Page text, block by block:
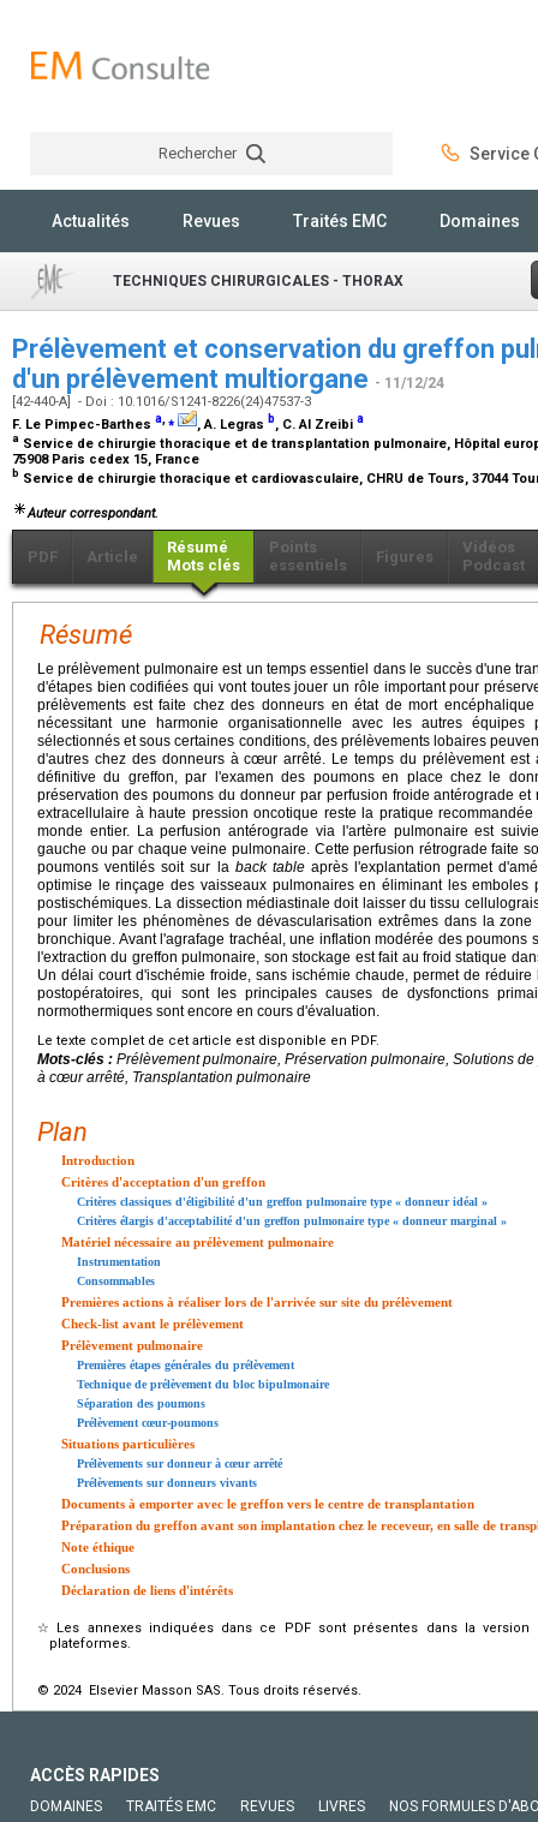
Rechercher Service
Actualités Revues Traités EMC Domaines
TECHNIQUES CHIRURGICALES - THORAX
Prélèvement et conservation du greffon
d'un prélèvement multiorgane - 11/12/24
[42-440-A] - Doi : 10.1016/S1241-8226(24)47537-3
F. Le Pimpec-Barthes a,⁎ , A. Legras b, C. Al Zreibi a
a Service de chirurgie thoracique et de transplantation pulmonaire, Hôpital
75908 Paris cedex 15, France
b Service de chirurgie thoracique et cardiovasculaire, CHRU de Tours, 37044
Auteur correspondant.
PDF Article
Résumé
Mots clés
Points
essentiels
Figures
Vidéos
Podcast
Résumé
Le prélèvement pulmonaire est un temps essentiel dans le succès d'une
d'étapes bien codifiées qui vont toutes jouer un rôle important pour
prélèvements est faite chez des donneurs en état de mort
nécessitant une harmonie organisationnelle avec les autres équipes
sélectionnés et sous certaines conditions, des prélèvements lobaires
d'autres chez des donneurs à cœur arrêté. Le temps du prélèvement est
définitive du greffon, par l'examen des poumons en place chez le
préservation des poumons du donneur par perfusion froide antérograde
extracellulaire à haute pression oncotique reste la pratique
monde entier. La perfusion antérograde via l'artère pulmonaire est
gauche ou par chaque veine pulmonaire. Cette perfusion rétrograde faite
poumons ventilés soit sur la back tableaprès l'explantation permet
optimise le rinçage des vaisseaux pulmonaires en éliminant les emboles
postischémiques. La dissection médiastinale doit laisser du tissu
pour limiter les phénomènes de dévascularisation extrêmes dans la
bronchique. Avant l'agrafage trachéal, une inflation modérée des poumons
l'extraction du greffon pulmonaire, son stockage est fait au froid statique
Un délai court d'ischémie froide, sans ischémie chaude, permet de
postopératoires, qui sont les principales causes de dysfonctions
normothermiques sont encore en cours d'évaluation.
Le texte complet de cet article est disponible en PDF.
Mots-clés : Prélèvement pulmonaire, Préservation pulmonaire, Solutions
à cœur arrêté, Transplantation pulmonaire
Plan
Introduction
Critères d'acceptation d'un greffon
Critères classiques d'éligibilité d'un greffon pulmonaire type « donneur idéal »
Critères élargis d'acceptabilité d'un greffon pulmonaire type « donneur marginal »
Matériel nécessaire au prélèvement pulmonaire
Instrumentation
Consommables
Premières actions à réaliser lors de l'arrivée sur site du prélèvement
Check-list avant le prélèvement
Prélèvement pulmonaire
Premières étapes générales du prélèvement
Technique de prélèvement du bloc bipulmonaire
Séparation des poumons
Prélèvement cœur-poumons
Situations particulières
Prélèvements sur donneur à cœur arrêté
Prélèvements sur donneurs vivants
Documents à emporter avec le greffon vers le centre de transplantation
Préparation du greffon avant son implantation chez le receveur, en salle de
Note éthique
Conclusions
Déclaration de liens d'intérêts
☆
Les annexes indiquées dans ce PDF sont présentes dans la
plateformes.
© 2024 Elsevier Masson SAS. Tous droits réservés.
ACCÈS RAPIDES
DOMAINES TRAITÉS EMC REVUES LIVRES NOS FORMULES